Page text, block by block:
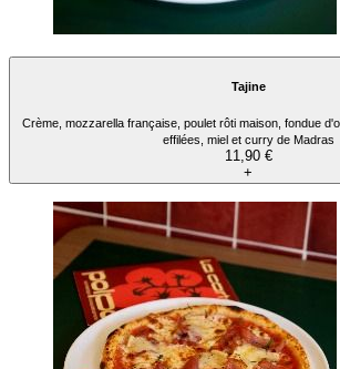
Tajine
Crème, mozzarella française, poulet rôti maison, fondue
effilées, miel et curry de Madras
11,90 €
+